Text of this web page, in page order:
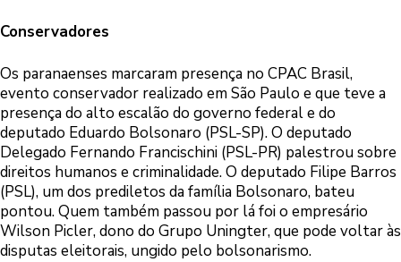
Conservadores
Os paranaenses marcaram presença no CPAC Brasil,
evento conservador realizado em São Paulo e que teve a
presença do alto escalão do governo federal e do
deputado Eduardo Bolsonaro (PSL-SP). O deputado
Delegado Fernando Francischini (PSL-PR) palestrou sobre
direitos humanos e criminalidade. O deputado Filipe Barros
(PSL), um dos prediletos da família Bolsonaro, bateu
pontou. Quem também passou por lá foi o empresário
Wilson Picler, dono do Grupo Uningter, que pode voltar às
disputas eleitorais, ungido pelo bolsonarismo.